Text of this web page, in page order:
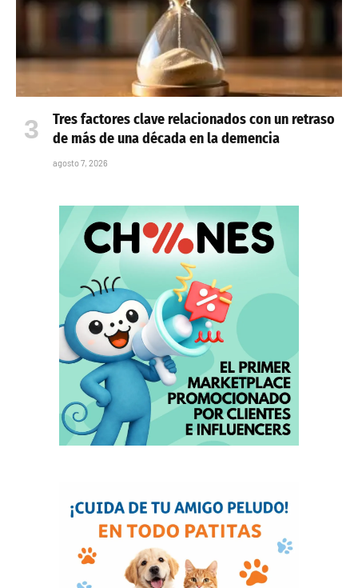
Tres factores clave relacionados con un retraso
de más de una década en la demencia
agosto 7, 2026